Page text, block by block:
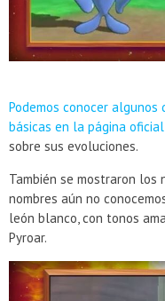
Podemos conocer
básicas en la página
sobre sus evoluciones.
También se mostraron los
nombres aún no
león blanco, con tonos
Pyroar.